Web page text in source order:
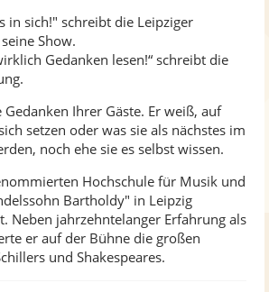
in sich!" schreibt die Leipziger
Show.
Gedanken lesen!“ schreibt die
Gedanken Ihrer Gäste. Er weiß, auf
setzen oder was sie als nächstes im
noch ehe sie es selbst wissen.
Hochschule für Musik und
Bartholdy" in Leipzig
Neben jahrzehntelanger Erfahrung als
er auf der Bühne die großen
und Shakespeares.